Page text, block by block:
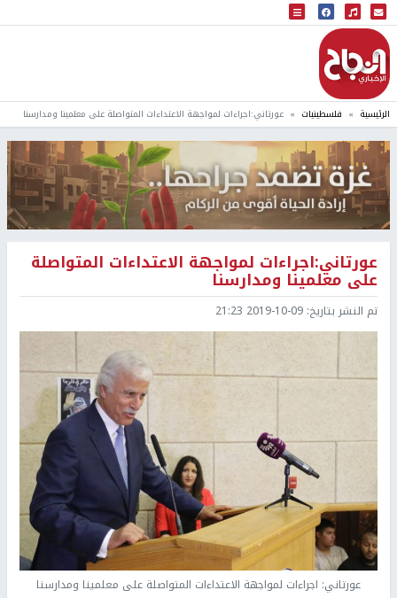
البث المباشر
إذاعة النجاح
الرئيسية فلسطينيات عورتاني:اجراءات لمواجهة الاعتداءات المتواصلة على معلمينا ومدارسنا
عورتاني:اجراءات لمواجهة الاعتداءات المتواصلة
على معلمينا ومدارسنا
تم النشر بتاريخ: 2019-10-09 21:23
عورتاني: اجراءات لمواجهة الاعتداءات المتواصلة على معلمينا ومدارسنا